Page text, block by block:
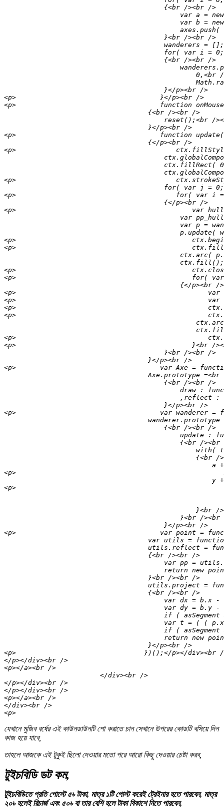
যেখানে মুজিব বর্ষের এই কাউনডাউনটি শো করাতে চান সেখানে উপরের কোডটি বসিয়ে দিন
কাজ হয়ে যাবে,
তাহলে আজকে এই টুকুই ছিলো দেওয়ার মতো পরে আরো কিছু দেওয়ার চেষ্টা করব,
টুইচবিডি ডট কম,
টুইচবিডিতে প্রতি পোস্টে ৫৳ টাকা, মাত্র ১টি পোস্ট করেই ট্রেইনার হতে পারবেন, মাত্র
২০৳ হলেই রিচার্জ এবং ৫০৳ বা তার বেশি হলে টাকা বিকাশে নিতে পারবেন,